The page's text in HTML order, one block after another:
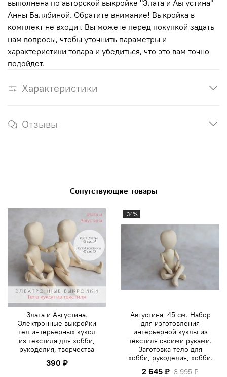
выполнена по авторской выкройке "Злата и Августина"
Анны Балябиной. Обратите внимание! Выкройка в
комплект не входит. Вы можете перед покупкой задать
нам вопросы, чтобы уточнить параметры и
характеристики товара и убедиться, что это вам точно
подойдет.
Характеристики
Отзывы
Сопутствующие товары
Злата и Августина.
Электронные выкройки
тел интерьерных кукол
из текстиля для хобби,
рукоделия, творчества
390 ₽
-34%
Августина, 45 см. Набор
для изготовления
интерьерной куклы из
текстиля своими руками.
Заготовка-тело для
хобби, рукоделия, хобби.
2 645 ₽ 3 995 ₽